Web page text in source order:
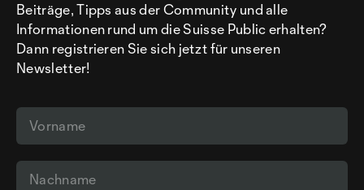
Beiträge, Tipps aus der Community und alle
Informationen rund um die Suisse Public erhalten?
Dann registrieren Sie sich jetzt für unseren
Newsletter!